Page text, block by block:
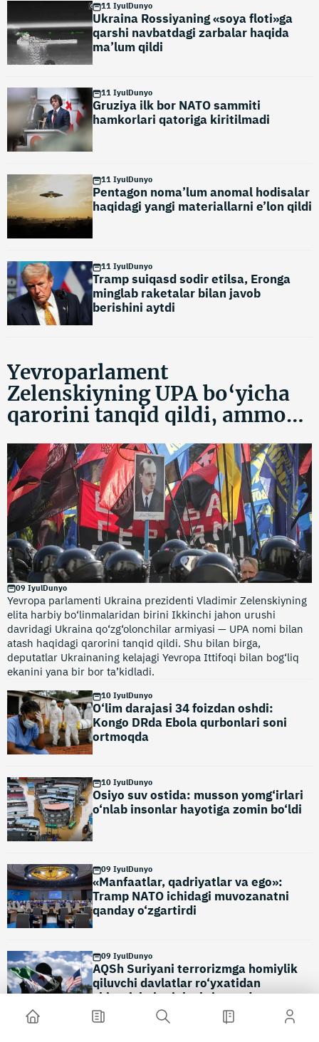
11 IyulDunyo
Ukraina Rossiyaning «soya floti»ga
qarshi navbatdagi zarbalar haqida
ma’lum qildi
11 IyulDunyo
Gruziya ilk bor NATO sammiti
hamkorlari qatoriga kiritilmadi
11 IyulDunyo
Pentagon noma’lum anomal hodisalar
haqidagi yangi materiallarni e’lon qildi
11 IyulDunyo
Tramp suiqasd sodir etilsa, Eronga
minglab raketalar bilan javob
berishini aytdi
10 IyulDunyo
O‘lim darajasi 34 foizdan oshdi:
Kongo DRda Ebola qurbonlari soni
ortmoqda
10 IyulDunyo
Osiyo suv ostida: musson yomg‘irlari
o‘nlab insonlar hayotiga zomin bo‘ldi
09 IyulDunyo
«Manfaatlar, qadriyatlar va ego»:
Tramp NATO ichidagi muvozanatni
qanday o‘zgartirdi
09 IyulDunyo
AQSh Suriyani terrorizmga homiylik
qiluvchi davlatlar ro‘yxatidan
chiqarishni rejalashtirmoqda
Yevroparlament
Zelenskiyning UPA bo‘yicha
qarorini tanqid qildi, ammo
quvvatlashini tasdiqladi
09 IyulDunyo
Yevropa parlamenti Ukraina prezidenti Vladimir Zelenskiyning
elita harbiy bo‘linmalaridan birini Ikkinchi jahon urushi
davridagi Ukraina qo‘zg‘olonchilar armiyasi — UPA nomi bilan
atash haqidagi qarorini tanqid qildi. Shu bilan birga,
deputatlar Ukrainaning kelajagi Yevropa Ittifoqi bilan bog‘liq
ekanini yana bir bor ta’kidladi.